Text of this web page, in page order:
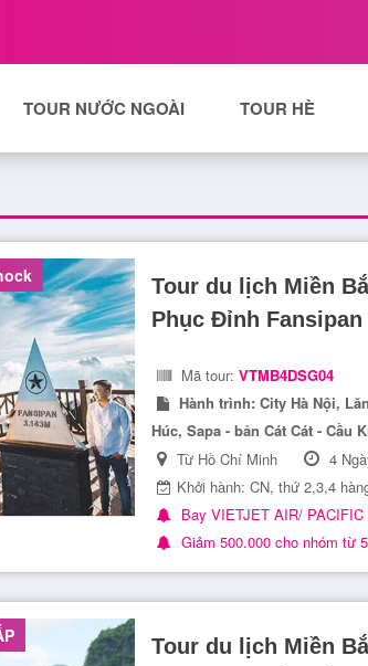
TOUR NƯỚC NGOÀI TOUR HÈ
Tour du lịch Miền
Phục Đỉnh
Mã tour: VTMB4DSG04
Hành trình: City Hà Nội,
Húc, Sapa - bản Cát Cát - Cầu
Từ Hồ Chí Minh
4
Khởi hành: CN, thứ 2,3,4
Bay VIETJET AIR/ PACIFIC
Giảm 500.000 cho nhóm từ
Tour du lịch Miền